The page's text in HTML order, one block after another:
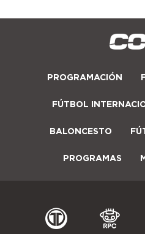
PROGRAMACIÓN
FÚTBOL
BALONCESTO
PROGRAMAS